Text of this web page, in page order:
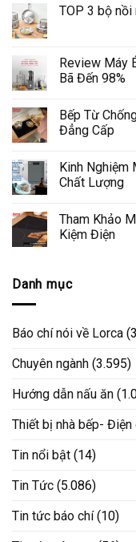
TOP 3 bộ nồi
Review Máy
Bã Đến 98%
Bếp Từ
Đẳng Cấp
Kinh Nghiệm
Chất Lượng
Tham Khảo
Kiệm Điện
Danh mục
Báo chí nói về Lorca
Chuyên ngành (3.595)
Hướng dẫn nấu ăn
Thiết bị nhà bếp- Điện
Tin nổi bật (14)
Tin Tức (5.086)
Tin tức báo chí(10)